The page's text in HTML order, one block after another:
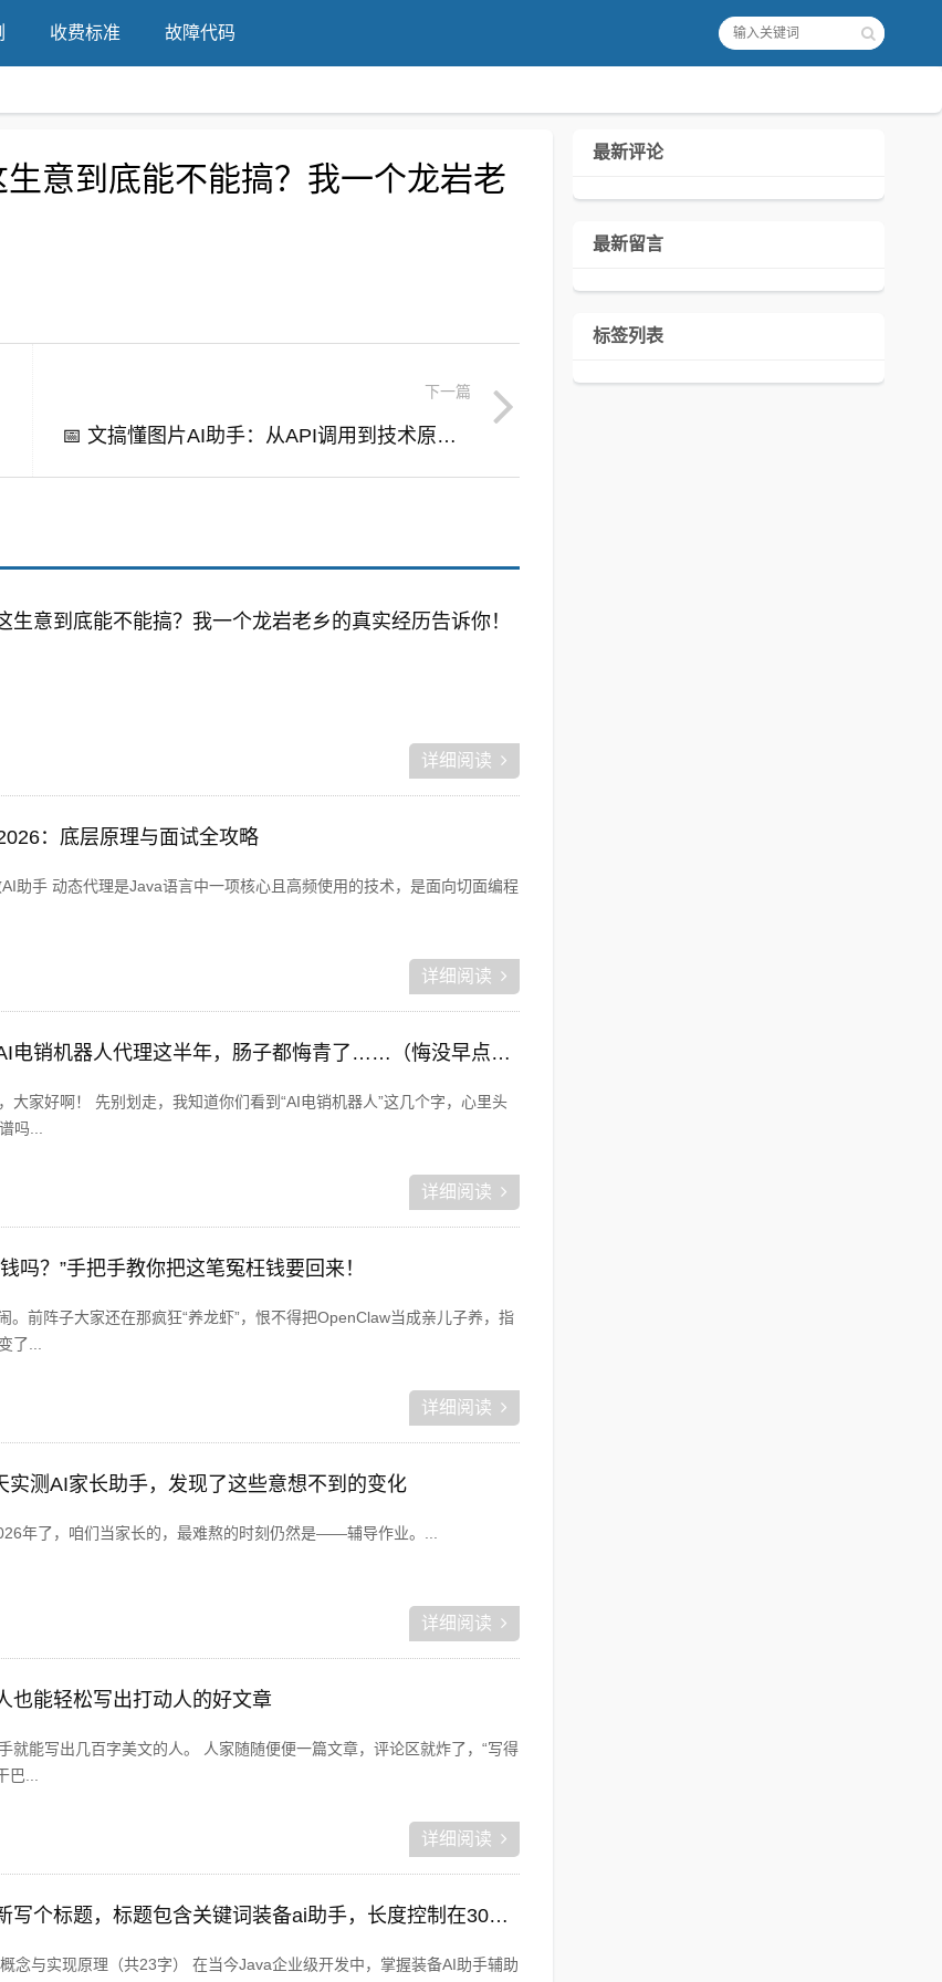
收费标准 故障代码
意到底能不能搞？我一个龙岩老
下一篇
📅 文搞懂图片AI助手：从API调用到技术原理，附代码示例与面试考点
意到底能不能搞？我一个龙岩老乡的真实经历告诉你！
详细阅读
：底层原理与面试全攻略
助手 动态代理是Java语言中一项核心且高频使用的技术，是面向切面编程
详细阅读
青海老板注意了！我在西宁做AI电销机器人代理这半年，肠子都悔青了……（悔没早点干！）
大家好啊！ 先别划走，我知道你们看到“AI电销机器人”这几个字，心里头
吗...
详细阅读
吗？”手把手教你把这笔冤枉钱要回来！
。前阵子大家还在那疯狂“养龙虾”，恨不得把OpenClaw当成亲儿子养，指
了...
详细阅读
实测AI家长助手，发现了这些意想不到的变化
年了，咱们当家长的，最难熬的时刻仍然是——辅导作业。...
详细阅读
也能轻松写出打动人的好文章
就能写出几百字美文的人。 人家随随便便一篇文章，评论区就炸了，“写得
...
详细阅读
装备AI助手搜索资料，然后重新写个标题，标题包含关键词装备ai助手，长度控制在30字内，首段自然植入核心关键词，每个版块用h2标题
念与实现原理（共23字） 在当今Java企业级开发中，掌握装备AI助手辅助
最新评论
最新留言
标签列表